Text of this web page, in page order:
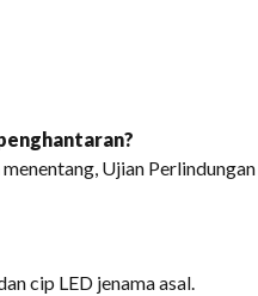
Ujian
cip LED jenama asal.